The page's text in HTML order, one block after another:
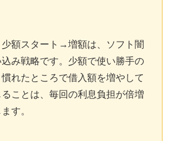
少額スタート→増額は、ソフト闇
み戦略です。少額で使い勝手の
れたところで借入額を増やして
ことは、毎回の利息負担が倍増
す。